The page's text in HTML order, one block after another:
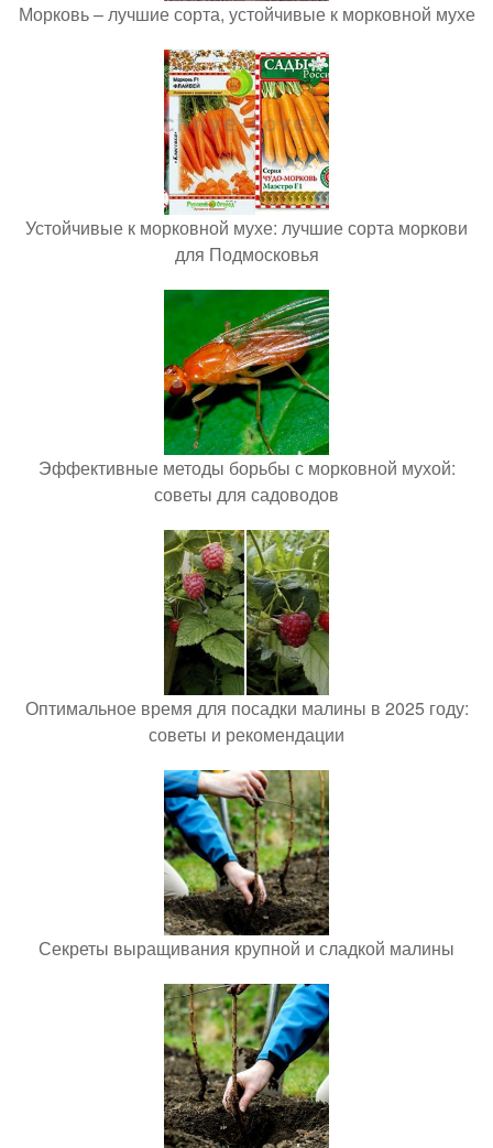
Морковь – лучшие сорта, устойчивые к морковной мухе
Устойчивые к морковной мухе: лучшие сорта моркови
для Подмосковья
Эффективные методы борьбы с морковной мухой:
советы для садоводов
Оптимальное время для посадки малины в 2025 году:
советы и рекомендации
Секреты выращивания крупной и сладкой малины